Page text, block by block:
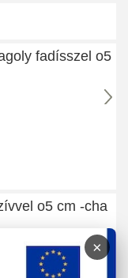
fadísszel o5
o5 cm -cha
×